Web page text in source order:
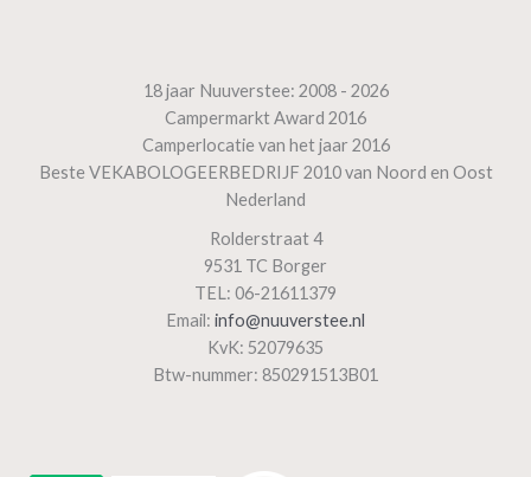
18 jaar Nuuverstee: 2008 - 2026
Campermarkt Award 2016
Camperlocatie van het jaar 2016
Beste VEKABOLOGEERBEDRIJF 2010 van Noord en Oost
Nederland
Rolderstraat 4
9531 TC Borger
TEL: 06-21611379
Email: info@nuuverstee.nl
KvK: 52079635
Btw-nummer: 850291513B01